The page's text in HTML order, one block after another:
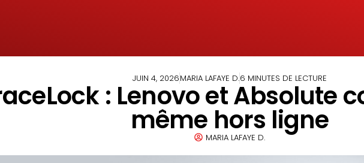
JUIN 4, 2026MARIA LAFAYE D.6 MINUTES DE LECTURE
: Lenovo et Absolute
même hors ligne
MARIA LAFAYE D.